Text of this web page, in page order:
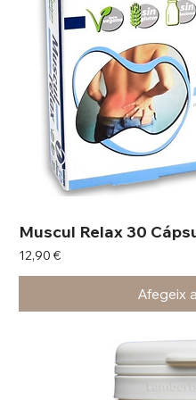
Muscul Relax 30
Preu
12,90 €
Afegeix